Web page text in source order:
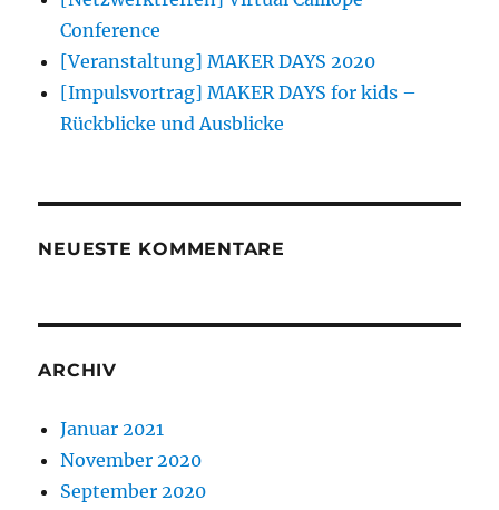
Conference
[Veranstaltung] MAKER DAYS 2020
[Impulsvortrag] MAKER DAYS for kids –
Rückblicke und Ausblicke
NEUESTE KOMMENTARE
ARCHIV
Januar 2021
November 2020
September 2020